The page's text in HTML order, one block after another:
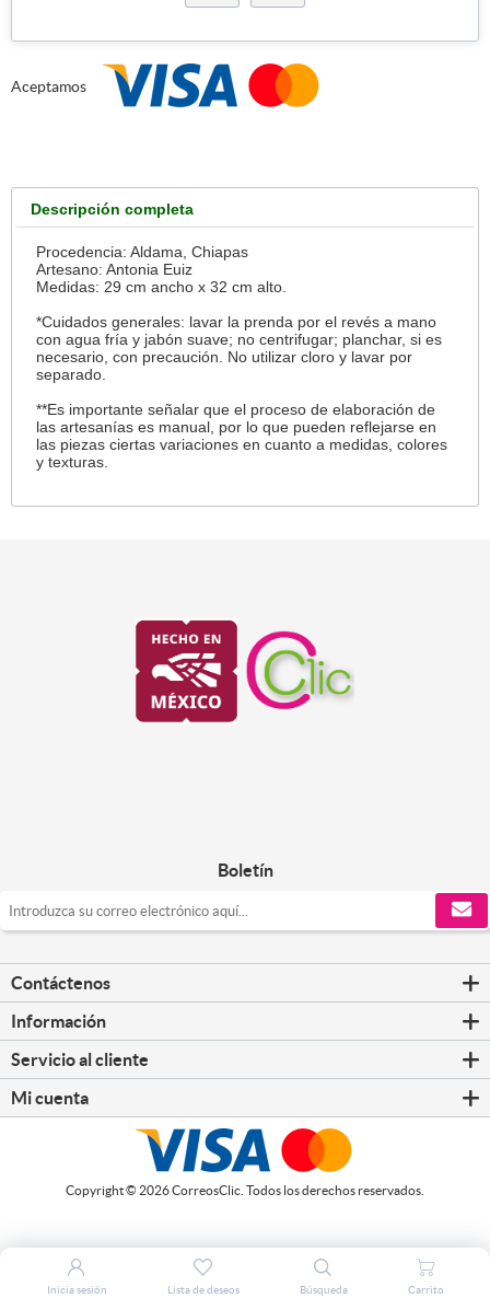
Aceptamos
Descripción completa
Procedencia: Aldama, Chiapas
Artesano: Antonia Euiz
Medidas: 29 cm ancho x 32 cm alto.
*Cuidados generales: lavar la prenda por el revés a mano
con agua fría y jabón suave; no centrifugar; planchar, si es
necesario, con precaución. No utilizar cloro y lavar por
separado.
**Es importante señalar que el proceso de elaboración de
las artesanías es manual, por lo que pueden reflejarse en
las piezas ciertas variaciones en cuanto a medidas, colores
y texturas.
Boletín
Contáctenos
Información
Servicio al cliente
Mi cuenta
Copyright © 2026 CorreosClic. Todos los derechos reservados.
Inicia sesión Lista de deseos Búsqueda Carrito